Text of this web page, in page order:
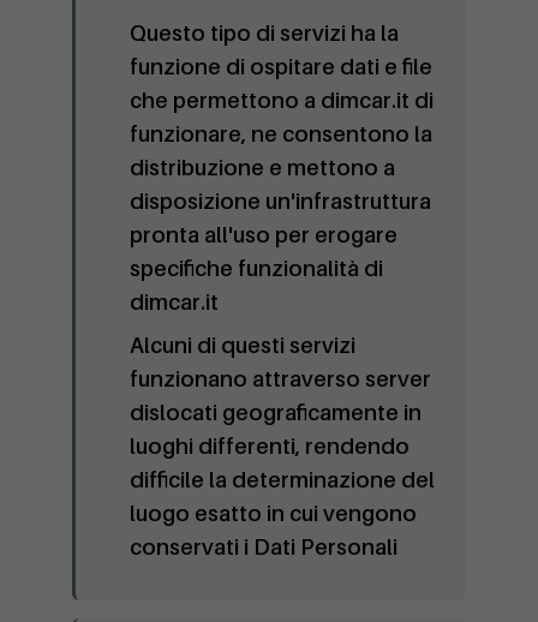
Questo tipo di servizi ha la
funzione di ospitare dati e file
che permettono a dimcar.it di
funzionare, ne consentono la
distribuzione e mettono a
disposizione un'infrastruttura
pronta all'uso per erogare
specifiche funzionalità di
dimcar.it
Alcuni di questi servizi
funzionano attraverso server
dislocati geograficamente in
luoghi differenti, rendendo
difficile la determinazione del
luogo esatto in cui vengono
conservati i Dati Personali